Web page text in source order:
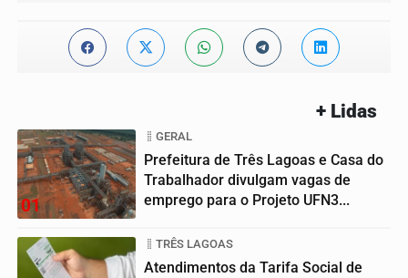
+ Lidas
01
GERAL
Prefeitura de Três Lagoas e Casa do
Trabalhador divulgam vagas de
emprego para o Projeto UFN3...
TRÊS LAGOAS
Atendimentos da Tarifa Social de